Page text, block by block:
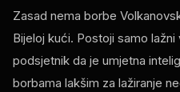
Zasad nema borbe
Bijeloj kući. Postoji samo
podsjetnik da je umjetna
borbama lakšim za lažiranje